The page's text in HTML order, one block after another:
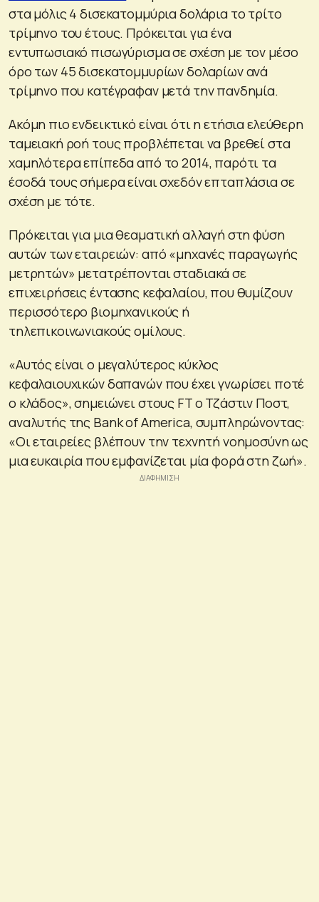
στα μόλις 4 δισεκατομμύρια δολάρια το τρίτο
τρίμηνο του έτους. Πρόκειται για ένα
εντυπωσιακό πισωγύρισμα σε σχέση με τον μέσο
όρο των 45 δισεκατομμυρίων δολαρίων ανά
τρίμηνο που κατέγραφαν μετά την πανδημία.
Ακόμη πιο ενδεικτικό είναι ότι η ετήσια ελεύθερη
ταμειακή ροή τους προβλέπεται να βρεθεί στα
χαμηλότερα επίπεδα από το 2014, παρότι τα
έσοδά τους σήμερα είναι σχεδόν επταπλάσια σε
σχέση με τότε.
Πρόκειται για μια θεαματική αλλαγή στη φύση
αυτών των εταιρειών: από «μηχανές παραγωγής
μετρητών» μετατρέπονται σταδιακά σε
επιχειρήσεις έντασης κεφαλαίου, που θυμίζουν
περισσότερο βιομηχανικούς ή
τηλεπικοινωνιακούς ομίλους.
«Αυτός είναι ο μεγαλύτερος κύκλος
κεφαλαιουχικών δαπανών που έχει γνωρίσει ποτέ
ο κλάδος», σημειώνει στους FT ο Τζάστιν Ποστ,
αναλυτής της Bank of America, συμπληρώνοντας:
«Οι εταιρείες βλέπουν την τεχνητή νοημοσύνη ως
μια ευκαιρία που εμφανίζεται μία φορά στη ζωή».